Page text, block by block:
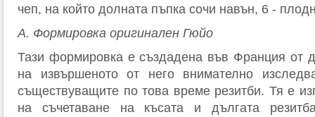
чеп, на който долната пъпка сочи навън, 6 -
А. Формировка оригинален Гюйо
Тази формировка е създадена във Франция от
на извършеното от него внимателно
съществуващите по това време резитби. Тя е
на съчетаване на късата и дългата